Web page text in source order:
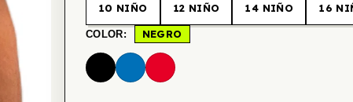
10 NIÑO 12 NIÑO 14 NIÑO 16
COLOR: NEGRO